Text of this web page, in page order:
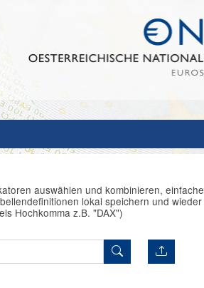
auswählen und kombinieren, einfache
lokal speichern und wieder
Hochkomma z.B. "DAX")